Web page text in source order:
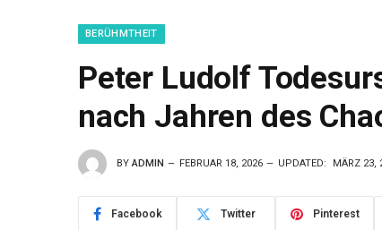
BERÜHMTHEIT
Peter Ludolf
nach Jahren des
BY ADMIN FEBRUAR 18, 2026 UPDATED: MÄRZ 23,
Facebook Twitter Pinterest